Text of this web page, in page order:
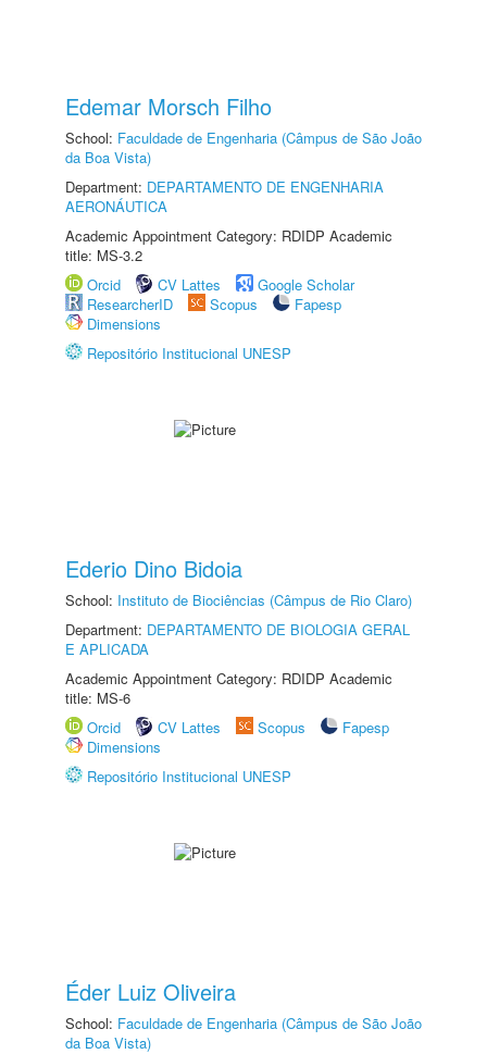
Edemar Morsch Filho
School: Faculdade de Engenharia (Câmpus de São João
da Boa Vista)
Department: DEPARTAMENTO DE ENGENHARIA
AERONÁUTICA
Academic Appointment Category: RDIDP Academic
title: MS-3.2
Orcid
CV Lattes
Google Scholar
ResearcherID
Scopus
Fapesp
Dimensions
Repositório Institucional UNESP
Ederio Dino Bidoia
School: Instituto de Biociências (Câmpus de Rio Claro)
Department: DEPARTAMENTO DE BIOLOGIA GERAL
E APLICADA
Academic Appointment Category: RDIDP Academic
title: MS-6
Orcid
CV Lattes Scopus
Fapesp
Dimensions
Repositório Institucional UNESP
Éder Luiz Oliveira
School: Faculdade de Engenharia (Câmpus de São João
da Boa Vista)